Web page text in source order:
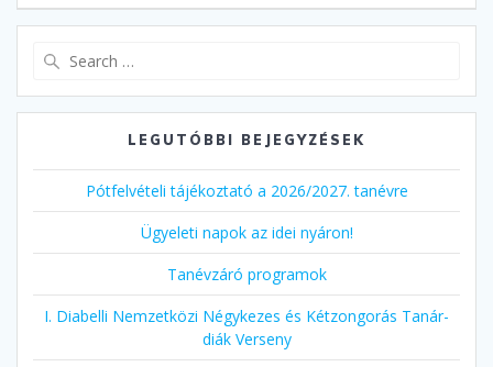
LEGUTÓBBI BEJEGYZÉSEK
Pótfelvételi tájékoztató a 2026/2027. tanévre
Ügyeleti napok az idei nyáron!
Tanévzáró programok
I. Diabelli Nemzetközi Négykezes és Kétzongorás Tanár-
diák Verseny